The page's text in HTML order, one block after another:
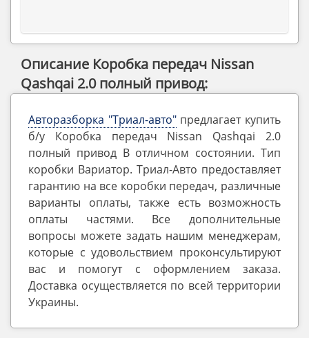
Описание Коробка передач Nissan
Qashqai 2.0 полный привод:
Авторазборка "Триал-авто"предлагает купить
б/у Коробка передач Nissan Qashqai 2.0
полный привод В отличном состоянии. Тип
коробки Вариатор. Триал-Авто предоставляет
гарантию на все коробки передач, различные
варианты оплаты, также есть возможность
оплаты частями. Все дополнительные
вопросы можете задать нашим менеджерам,
которые с удовольствием проконсультируют
вас и помогут с оформлением заказа.
Доставка осуществляется по всей территории
Украины.